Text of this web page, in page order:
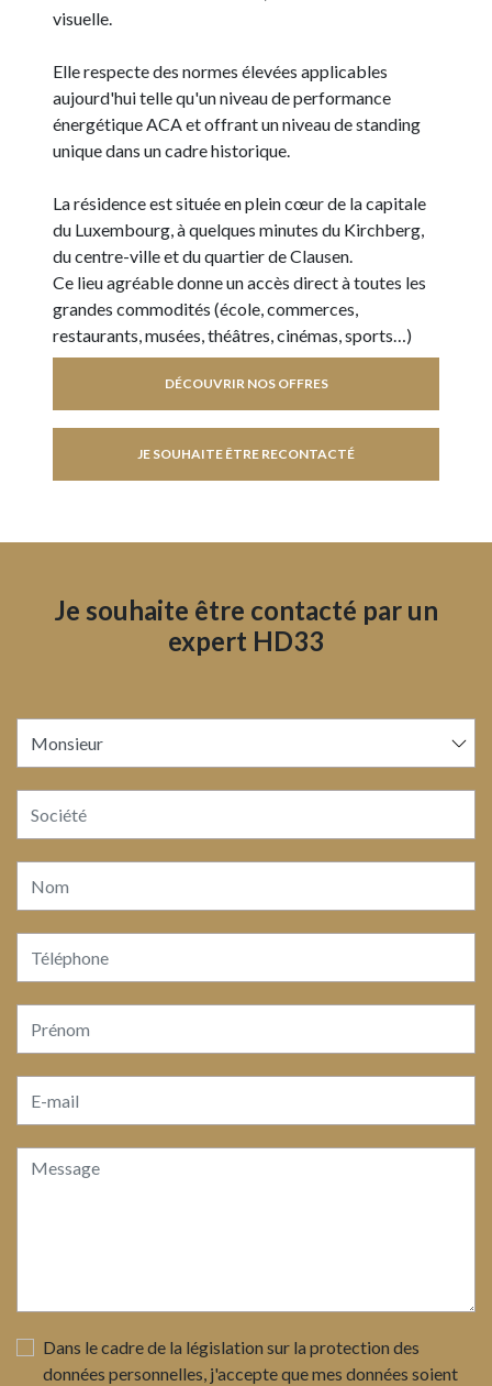
visuelle.
Elle respecte des normes élevées applicables
aujourd'hui telle qu'un niveau de performance
énergétique ACA et offrant un niveau de standing
unique dans un cadre historique.
La résidence est située en plein cœur de la capitale
du Luxembourg, à quelques minutes du Kirchberg,
du centre-ville et du quartier de Clausen.
Ce lieu agréable donne un accès direct à toutes les
grandes commodités (école, commerces,
restaurants, musées, théâtres, cinémas, sports…)
DÉCOUVRIR NOS OFFRES
JE SOUHAITE ÊTRE RECONTACTÉ
Je souhaite être contacté par un
expert HD33
Dans le cadre de la législation sur la protection des
données personnelles, j'accepte que mes données soient